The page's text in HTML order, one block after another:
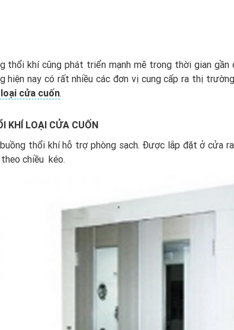
khí cũng phát triển mạnh mẽ trong thời gian
hiện nay có rất nhiều các đơn vị cung cấp ra thị
cửa cuốn.
KHÍ LOẠI CỬA CUỐN
thổi khí hỗ trợ phòng sạch. Được lắp đặt ở cửa
chiều kéo.